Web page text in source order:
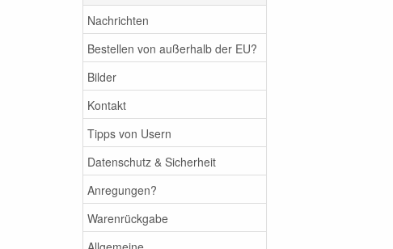
Nachrichten
Bestellen von außerhalb der EU?
Bilder
Kontakt
Tipps von Usern
Datenschutz & Sicherheit
Anregungen?
Warenrückgabe